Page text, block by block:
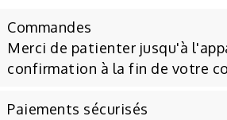
Commandes
Merci de patienter jusqu'à
confirmation à la fin de votre
Paiements sécurisés